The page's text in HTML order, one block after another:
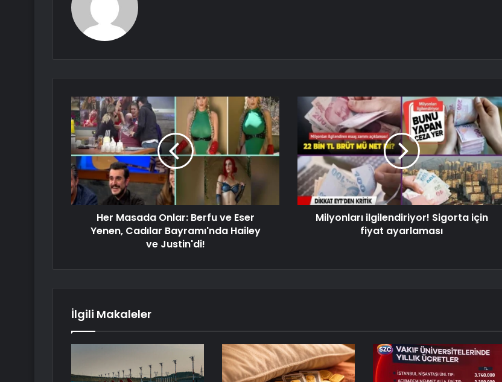
Her Masada Onlar: Berfu ve Eser
Yenen, Cadılar Bayramı'nda Hailey
ve Justin'di!
Milyonları ilgilendiriyor! Sigorta için
fiyat ayarlaması
İlgili Makaleler